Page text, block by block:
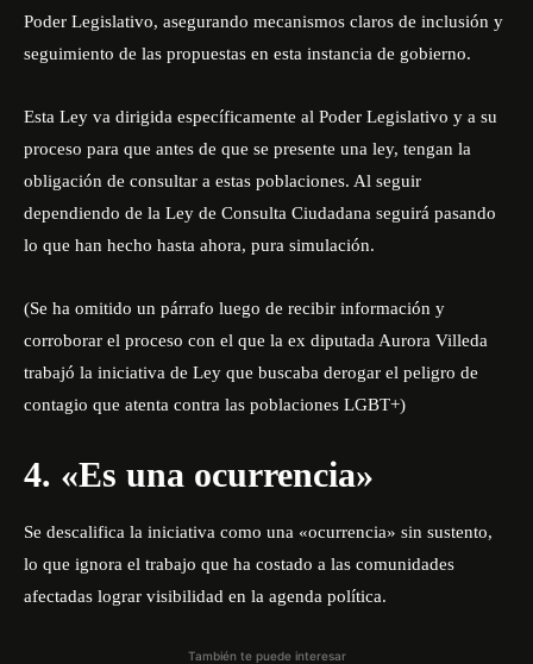
Poder Legislativo, asegurando mecanismos claros de inclusión y
seguimiento de las propuestas en esta instancia de gobierno.
Esta Ley va dirigida específicamente al Poder Legislativo y a su
proceso para que antes de que se presente una ley, tengan la
obligación de consultar a estas poblaciones. Al seguir
dependiendo de la Ley de Consulta Ciudadana seguirá pasando
lo que han hecho hasta ahora, pura simulación.
(Se ha omitido un párrafo luego de recibir información y
corroborar el proceso con el que la ex diputada Aurora Villeda
trabajó la iniciativa de Ley que buscaba derogar el peligro de
contagio que atenta contra las poblaciones LGBT+)
4. «Es una ocurrencia»
Se descalifica la iniciativa como una «ocurrencia» sin sustento,
lo que ignora el trabajo que ha costado a las comunidades
afectadas lograr visibilidad en la agenda política.
También te puede interesar